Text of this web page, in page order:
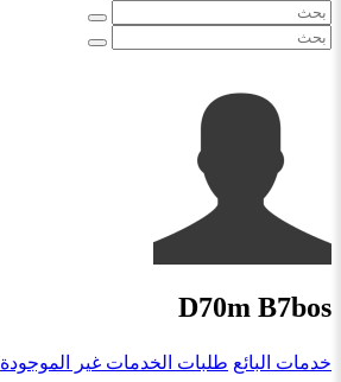
D70m B7bos
خدمات البائع طلبات الخدمات غير الموجودة